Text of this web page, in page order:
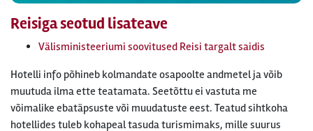
Reisiga seotud lisateave
Välisministeeriumi soovitused Reisi targalt saidis
Hotelli info põhineb kolmandate osapoolte andmetel ja võib
muutuda ilma ette teatamata. Seetõttu ei vastuta me
võimalike ebatäpsuste või muudatuste eest. Teatud sihtkoha
hotellides tuleb kohapeal tasuda turismimaks, mille suurus